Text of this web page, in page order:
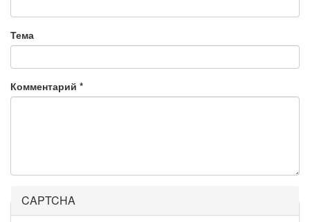
Тема
Комментарий *
CAPTCHA